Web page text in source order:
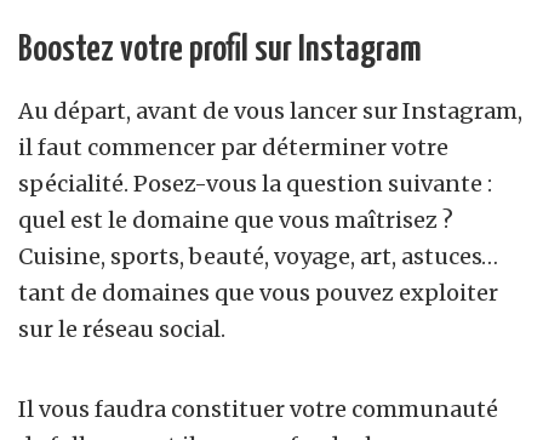
Boostez votre profil sur Instagram
Au départ, avant de vous lancer sur Instagram,
il faut commencer par déterminer votre
spécialité. Posez-vous la question suivante :
quel est le domaine que vous maîtrisez ?
Cuisine, sports, beauté, voyage, art, astuces…
tant de domaines que vous pouvez exploiter
sur le réseau social.
Il vous faudra constituer votre communauté